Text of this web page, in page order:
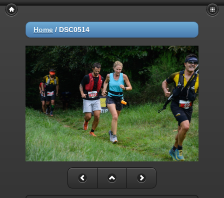
Home / DSC0514